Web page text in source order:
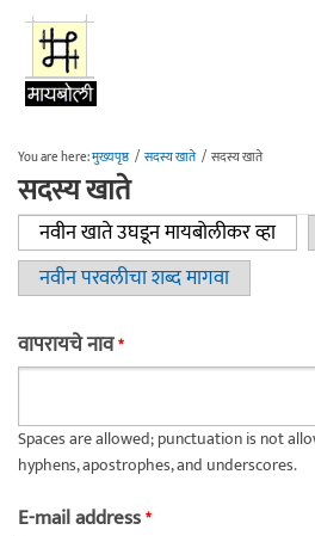
Skip to main content
You are here:मुख्यपृष्ठ / सदस्य खाते / सदस्य खाते
सदस्य खाते
Primary tabs
नवीन खाते उघडून मायबोलीकर व्हा
नवीन परवलीचा शब्द मागवा
वापरायचे नाव*
Spaces are allowed; punctuation is not
hyphens, apostrophes, and underscores.
E-mail address*